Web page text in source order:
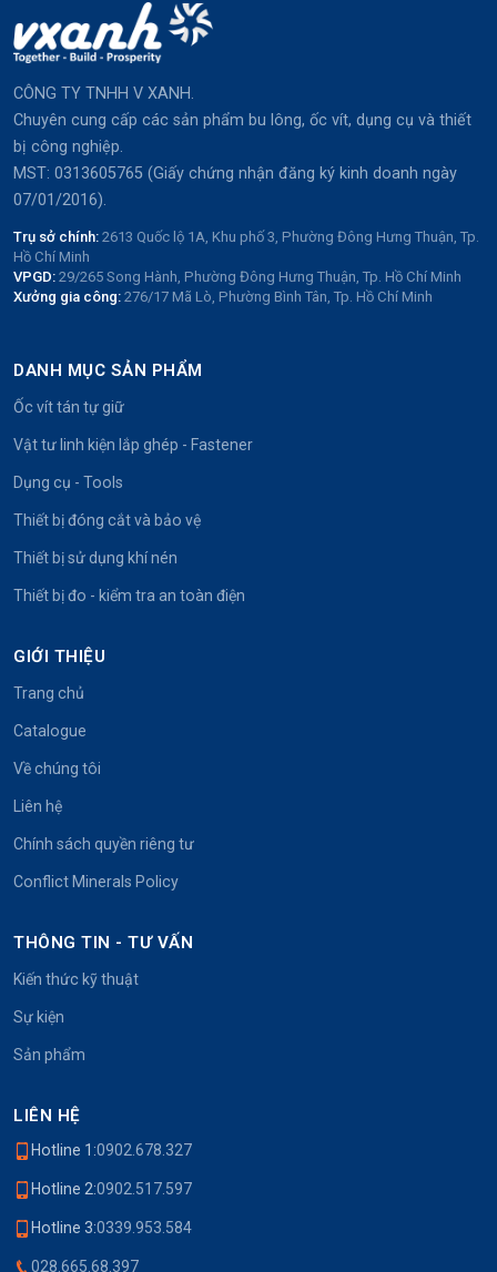
CÔNG TY TNHH V XANH.
Chuyên cung cấp các sản phẩm bu lông, ốc vít, dụng cụ và thiết
bị công nghiệp.
MST: 0313605765 (Giấy chứng nhận đăng ký kinh doanh ngày
07/01/2016).
Trụ sở chính: 2613 Quốc lộ 1A, Khu phố 3, Phường Đông Hưng Thuận, Tp.
Hồ Chí Minh
VPGD: 29/265 Song Hành, Phường Đông Hưng Thuận, Tp. Hồ Chí Minh
Xưởng gia công: 276/17 Mã Lò, Phường Bình Tân, Tp. Hồ Chí Minh
DANH MỤC SẢN PHẨM
Ốc vít tán tự giữ
Vật tư linh kiện lắp ghép - Fastener
Dụng cụ - Tools
Thiết bị đóng cắt và bảo vệ
Thiết bị sử dụng khí nén
Thiết bị đo - kiểm tra an toàn điện
GIỚI THIỆU
Trang chủ
Catalogue
Về chúng tôi
Liên hệ
Chính sách quyền riêng tư
Conflict Minerals Policy
THÔNG TIN - TƯ VẤN
Kiến thức kỹ thuật
Sự kiện
Sản phẩm
LIÊN HỆ
Hotline 1:0902.678.327
Hotline 2:0902.517.597
Hotline 3:0339.953.584
028.665.68.397